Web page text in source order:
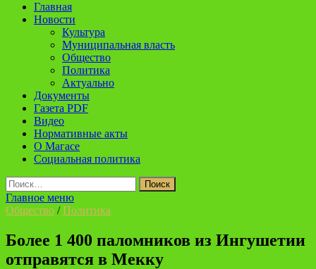
Главная
Новости
Культура
Муниципальная власть
Общество
Политика
Актуально
Документы
Газета PDF
Видео
Нормативные акты
О Магасе
Социальная политика
Найти:
Главное меню
Общество /Политика
Более 1 400 паломников из Ингушетии
отправятся в Мекку